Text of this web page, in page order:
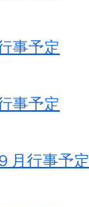
事予定
事予定
月行事予定